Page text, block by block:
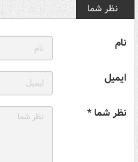
نظر شما
نام
ایمیل
نظر شما *